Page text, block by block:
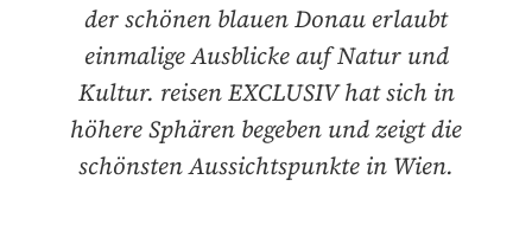
der schönen blauen Donau erlaubt
einmalige Ausblicke auf Natur und
Kultur. reisen EXCLUSIV hat sich in
höhere Sphären begeben und zeigt die
schönsten Aussichtspunkte in Wien.